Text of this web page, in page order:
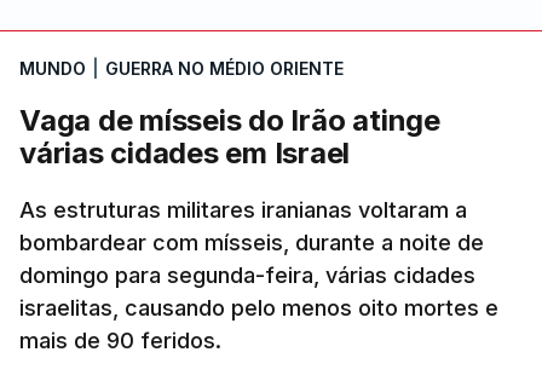
MUNDO GUERRA NO MÉDIO ORIENTE
Vaga de mísseis do Irão atinge
várias cidades em Israel
As estruturas militares iranianas voltaram a
bombardear com mísseis, durante a noite de
domingo para segunda-feira, várias cidades
israelitas, causando pelo menos oito mortes e
mais de 90 feridos.